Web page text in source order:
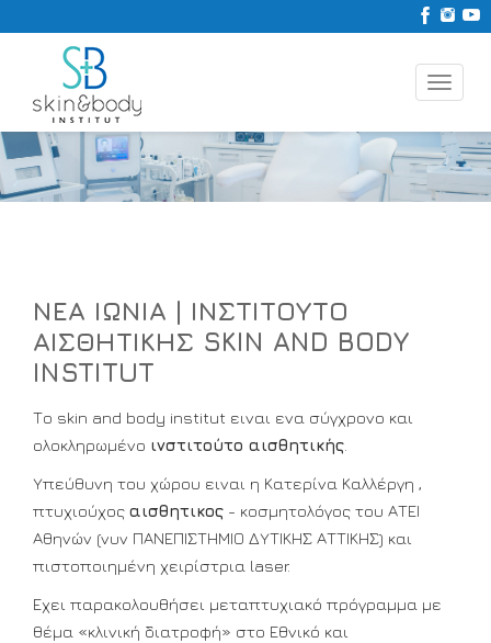
Toggle
ΝΕΑ ΙΩΝΙΑ | ΙΝΣΤΙΤΟΥΤΟ
ΑΙΣΘΗΤΙΚΗΣ SKIN AND BODY
INSTITUT
Το skin and body institut ειναι ενα σύγχρονο και
ολοκληρωμένο ινστιτούτο αισθητικής
Υπεύθυνη του χώρου ειναι η Κατερίνα Καλλέργη ,
πτυχιούχος αισθητικος - κοσμητολόγος του ΑΤΕΙ
Αθηνών (νυν ΠΑΝΕΠΙΣΤΗΜΙΟ ΔΥΤΙΚΗΣ ΑΤΤΙΚΗΣ) και
πιστοποιημένη χειρίστρια laser.
Εχει παρακολουθήσει μεταπτυχιακό πρόγραμμα με
θέμα «κλινική διατροφή» στο Εθνικό και